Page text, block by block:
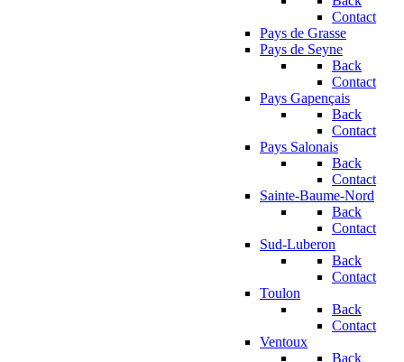
Contact
Pays de Grasse
Pays de Seyne
Back
Contact
Pays Gapençais
Back
Contact
Pays Salonais
Back
Contact
Sainte-Baume-Nord
Back
Contact
Sud-Luberon
Back
Contact
Toulon
Back
Contact
Ventoux
Back